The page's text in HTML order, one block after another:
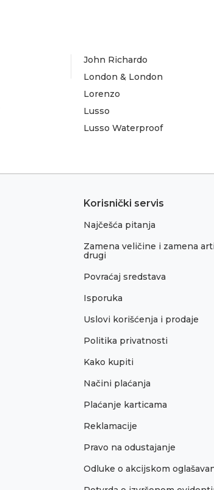
John Richardo
London & London
Lorenzo
Lusso
Lusso Waterproof
Korisnički servis
Najčešća pitanja
Zamena veličine i zamena
drugi
Povraćaj sredstava
Isporuka
Uslovi korišćenja i prodaje
Politika privatnosti
Kako kupiti
Načini plaćanja
Plaćanje karticama
Reklamacije
Pravo na odustajanje
Odluke o akcijskom